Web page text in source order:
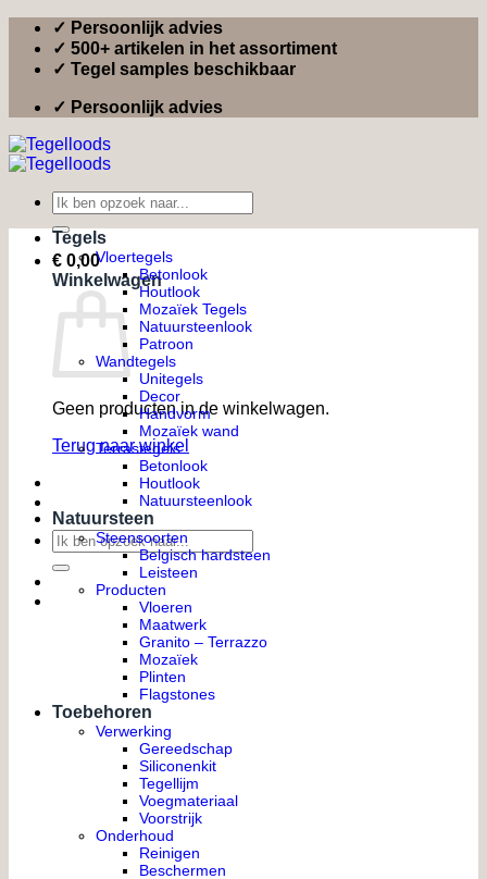
naar
inhoud
✓ Persoonlijk advies
✓ 500+ artikelen in het assortiment
✓ Tegel samples beschikbaar
✓ Persoonlijk advies
Zoeken
naar:
€ 0,00
Winkelwagen
Geen producten in de winkelwagen.
Terug naar winkel
Zoeken
naar:
Tegels
Vloertegels
Betonlook
Houtlook
Mozaïek Tegels
Natuursteenlook
Patroon
Wandtegels
Unitegels
Decor
Handvorm
Mozaïek wand
Terrastegels
Betonlook
Houtlook
Natuursteenlook
Natuursteen
Steensoorten
Belgisch hardsteen
Leisteen
Producten
Vloeren
Maatwerk
Granito – Terrazzo
Mozaïek
Plinten
Flagstones
Toebehoren
Verwerking
Gereedschap
Siliconenkit
Tegellijm
Voegmateriaal
Voorstrijk
Onderhoud
Reinigen
Beschermen